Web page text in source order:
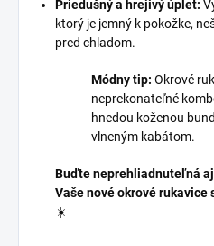
Priedušný a hrejivý úplet:
ktorý je jemný k pokožke,
pred chladom.
Módny tip: Okrové
neprekonateľné
hnedou koženou
vlneným kabátom.
Buďte neprehliadnuteľná
Vaše nové okrové
☀️